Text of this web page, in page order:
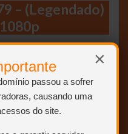
×
passou a sofrer
causando uma
do site.
– (Legendado)